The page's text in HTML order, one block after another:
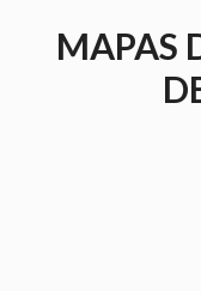
MAPAS